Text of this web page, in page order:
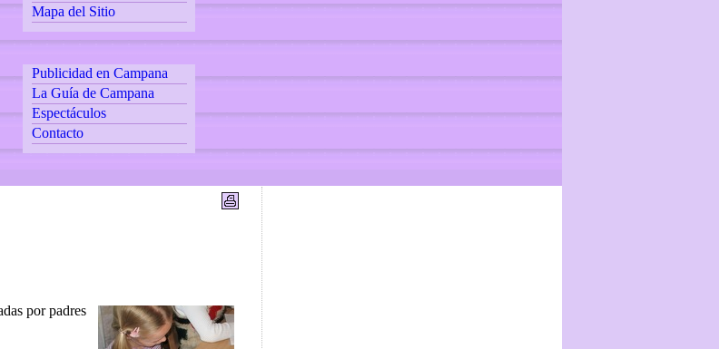
Mapa del Sitio
Publicidad en Campana
La Guía de Campana
Espectáculos
Contacto
por padres